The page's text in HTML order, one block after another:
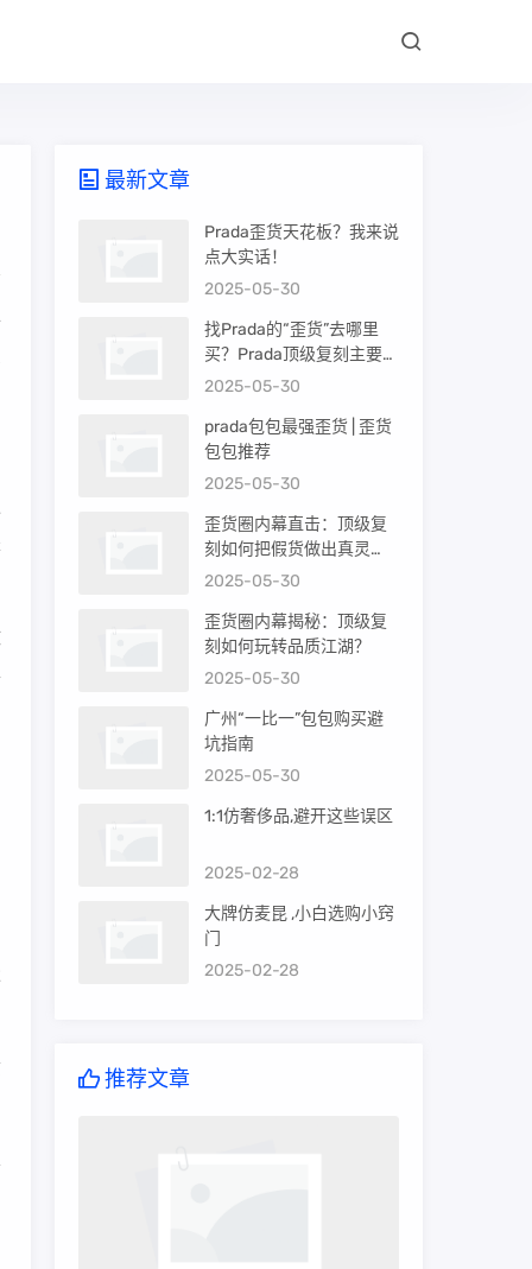
最新文章
Prada歪货天花板？我来说
点大实话！
2025-05-30
找Prada的“歪货”去哪里
买？Prada顶级复刻主要渠
道盘点
2025-05-30
prada包包最强歪货 | 歪货
包包推荐
2025-05-30
歪货圈内幕直击：顶级复
刻如何把假货做出真灵
魂？
2025-05-30
歪货圈内幕揭秘：顶级复
刻如何玩转品质江湖？
2025-05-30
广州“一比一”包包购买避
坑指南
2025-05-30
1:1仿奢侈品,避开这些误区
2025-02-28
大牌仿麦昆 ,小白选购小窍
门
2025-02-28
推荐文章